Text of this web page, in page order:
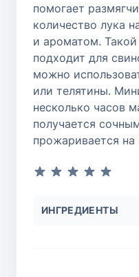
помогает
количество лука
и ароматом.
подходит для
можно
или телятины.
несколько часов
получается
прожаривается на
ИНГРЕДИЕНТЫ